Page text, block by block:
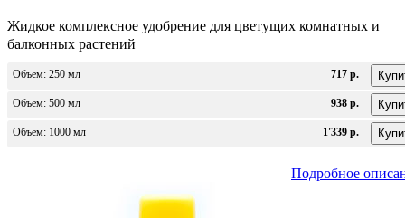
Жидкое комплексное удобрение для цветущих комнатных и
балконных растений
Объем: 250 мл 717 р.
Объем: 500 мл 938 р.
Объем: 1000 мл 1'339 р.
Подробное